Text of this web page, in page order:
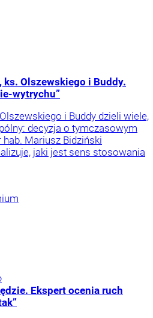
ks. Olszewskiego i Buddy.
wytrychu”
i Buddy dzieli wiele,
decyzja o tymczasowym
Mariusz Bidziński
jaki jest sens stosowania
Ekspert ocenia ruch